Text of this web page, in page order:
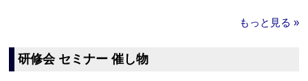
もっと見る »
研修会 セミナー 催し物